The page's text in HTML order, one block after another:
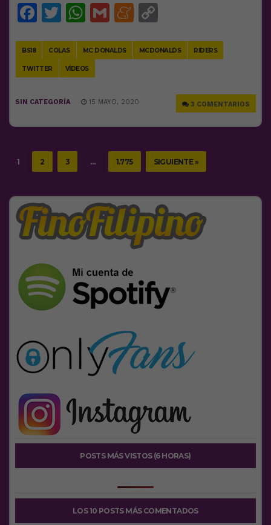
Facebook
Twitter
WhatsApp
GmailMeneame
BS18 COLAS MC DONALDS MCDONALDS RIDERS
TWITTER VÍDEOS
3 COMENTARIOS
SIN CATEGORÍA 15 MAYO, 2020
1 2 3 … 1.775 SIGUIENTE »
POSTS MÁS VISTOS (6 HORAS)
LOS 10 POSTS MÁS COMENTADOS